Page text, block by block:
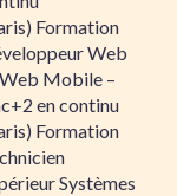
Formation
Web
Mobile –
en continu
Formation
Systèmes